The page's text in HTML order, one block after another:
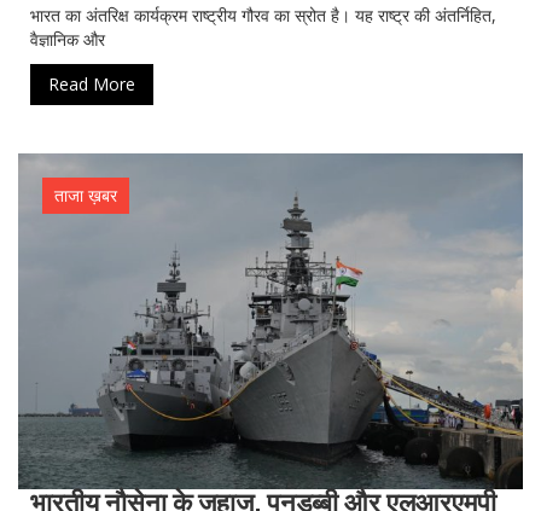
भारत का अंतरिक्ष कार्यक्रम राष्ट्रीय गौरव का स्रोत है। यह राष्ट्र की अंतर्निहित,
वैज्ञानिक और
Read More
ताजा ख़बर
भारतीय नौसेना के जहाज, पनडुब्बी और एलआरएमपी